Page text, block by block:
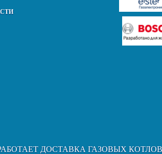
ДОСТАВКА ГАЗОВЫХ